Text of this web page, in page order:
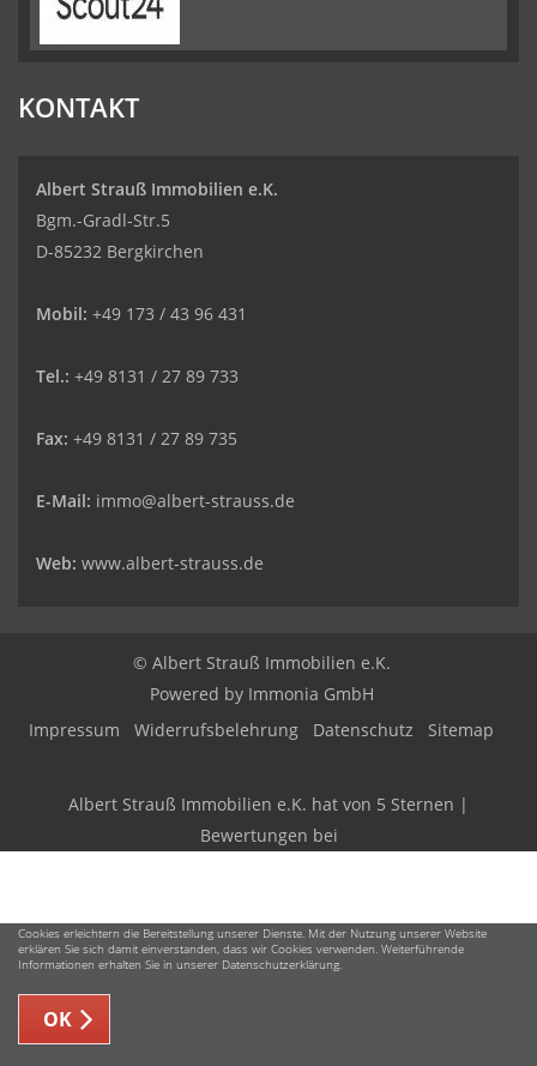
Cookies erleichtern die Bereitstellung unserer Dienste. Mit der Nutzung unserer Website
erklären Sie sich damit einverstanden, dass wir Cookies verwenden. Weiterführende
Informationen erhalten Sie in unserer Datenschutzerklärung.
OK
KONTAKT
Albert Strauß Immobilien e.K.
Bgm.-Gradl-Str.5
D-85232 Bergkirchen
Mobil: +49 173 / 43 96 431
Tel.: +49 8131 / 27 89 733
Fax: +49 8131 / 27 89 735
E-Mail: immo@albert-strauss.de
Web: www.albert-strauss.de
© Albert Strauß Immobilien e.K.
Powered by Immonia GmbH
Impressum
Widerrufsbelehrung Datenschutz Sitemap
Albert Strauß Immobilien e.K. hat von 5 Sternen |
Bewertungen bei